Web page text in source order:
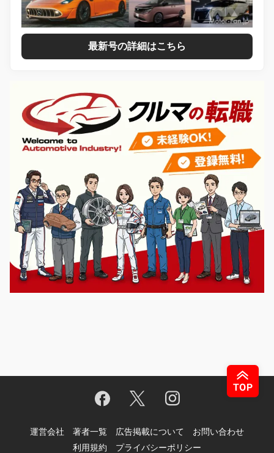
最新号の詳細はこちら
運営会社 著者一覧 広告掲載について
お問い合わせ
利用規約
プライバシーポリシー